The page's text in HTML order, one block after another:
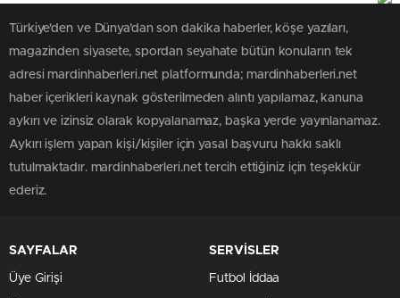
Türkiye'den ve Dünya’dan son dakika haberler, köşe yazıları,
magazinden siyasete, spordan seyahate bütün konuların tek
adresi mardinhaberleri.net platformunda; mardinhaberleri.net
haber içerikleri kaynak gösterilmeden alıntı yapılamaz, kanuna
aykırı ve izinsiz olarak kopyalanamaz, başka yerde yayınlanamaz.
Aykırı işlem yapan kişi/kişiler için yasal başvuru hakkı saklı
tutulmaktadır. mardinhaberleri.net tercih ettiğiniz için teşekkür
ederiz.
SAYFALAR
Üye Girişi
SERVİSLER
Futbol İddaa